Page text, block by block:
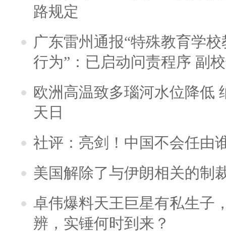
路规定
广东雷州通报“特殊教育学
行为”：已启动问责程序 副
欧洲高温致多瑙河水位降低
天日
社评：亮剑！中国不会任由
美国解除了与伊朗相关的制
卓伟爆料天王巨星有私生子
辨，实锤何时到来？